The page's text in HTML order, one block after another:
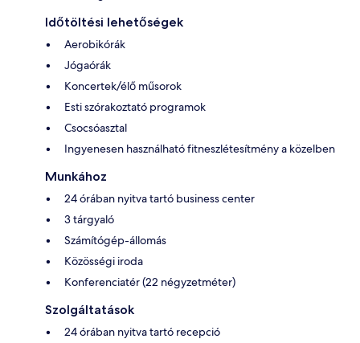
Időtöltési lehetőségek
Aerobikórák
Jógaórák
Koncertek/élő műsorok
Esti szórakoztató programok
Csocsóasztal
Ingyenesen használható fitneszlétesítmény a közelben
Munkához
24 órában nyitva tartó business center
3 tárgyaló
Számítógép-állomás
Közösségi iroda
Konferenciatér (22 négyzetméter)
Szolgáltatások
24 órában nyitva tartó recepció